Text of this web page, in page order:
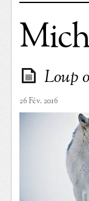
Loup
26 Fév. 2016